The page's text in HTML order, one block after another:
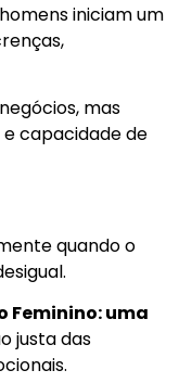
iniciam um
mas
capacidade de
quando o
Feminino: uma
justa das